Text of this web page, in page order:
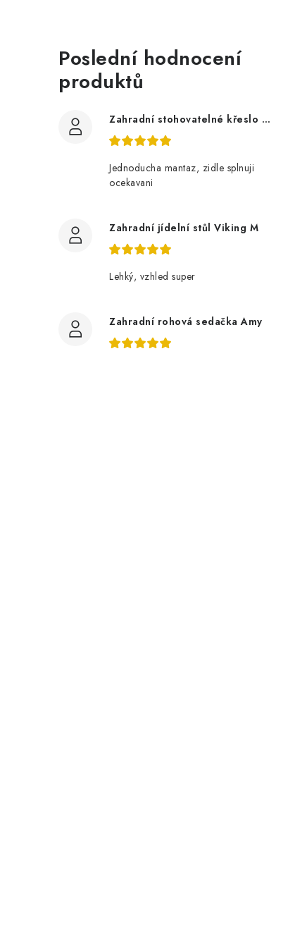
Poslední hodnocení
produktů
Zahradní stohovatelné křeslo LUCY z akácie
Jednoducha mantaz, zidle splnuji
ocekavani
Zahradní jídelní stůl Viking M
Lehký, vzhled super
Zahradní rohová sedačka Amy